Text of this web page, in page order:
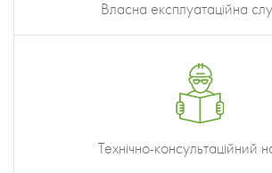
Власна експлуатаційна
Технічно-консультаційний